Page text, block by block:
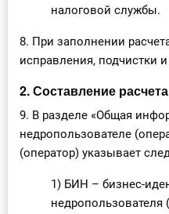
налоговой службы.
8. При заполнении
исправления, подчистки
2. Составление
9. В разделе «Общая
недропользователе
(оператор) указывает
1) БИН – бизнес-
недропользователя